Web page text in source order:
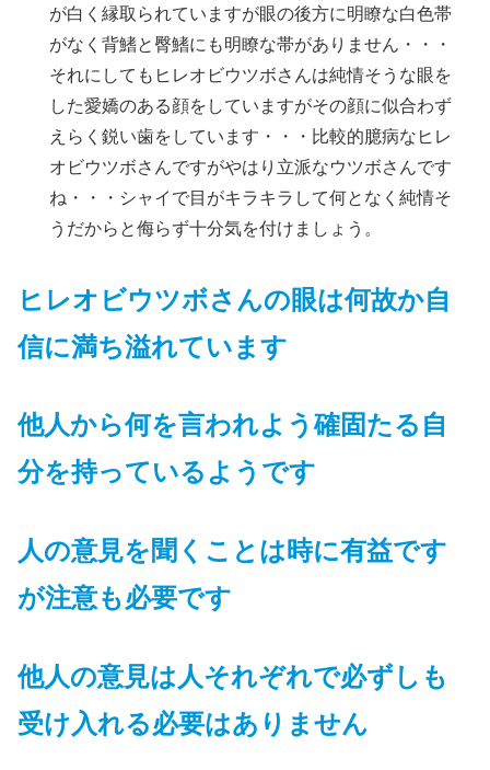
が白く縁取られていますが眼の後方に明瞭な白色帯
がなく背鰭と臀鰭にも明瞭な帯がありません・・・
それにしてもヒレオビウツボさんは純情そうな眼を
した愛嬌のある顔をしていますがその顔に似合わず
えらく鋭い歯をしています・・・比較的臆病なヒレ
オビウツボさんですがやはり立派なウツボさんです
ね・・・シャイで目がキラキラして何となく純情そ
うだからと侮らず十分気を付けましょう。
ヒレオビウツボさんの眼は何故か自
信に満ち溢れています
他人から何を言われよう確固たる自
分を持っているようです
人の意見を聞くことは時に有益です
が注意も必要です
他人の意見は人それぞれで必ずしも
受け入れる必要はありません